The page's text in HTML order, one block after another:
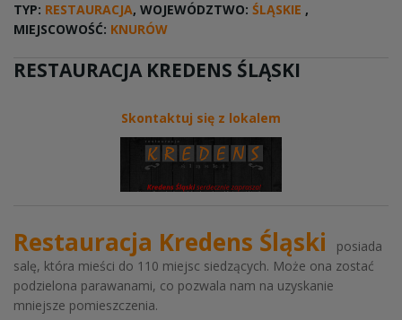
TYP: RESTAURACJA, WOJEWÓDZTWO: ŚLĄSKIE ,
MIEJSCOWOŚĆ: KNURÓW
RESTAURACJA KREDENS ŚLĄSKI
Skontaktuj się z lokalem
Restauracja Kredens Śląski
posiada
salę, która mieści do 110 miejsc siedzących. Może ona zostać
podzielona parawanami, co pozwala nam na uzyskanie
mniejsze pomieszczenia.